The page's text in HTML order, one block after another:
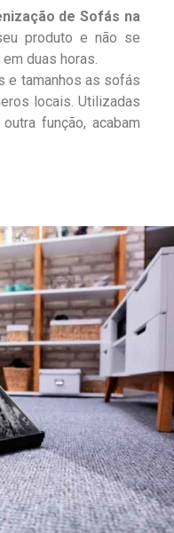
de Sofás na
produto e não se
duas horas.
e tamanhos as sofás
locais. Utilizadas
função, acabam